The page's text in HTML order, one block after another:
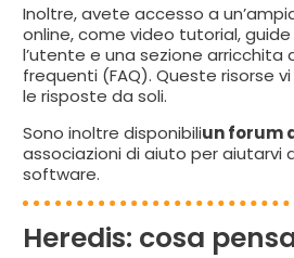
Inoltre, avete accesso a
online, come video tutorial,
l’utente e una sezione arricchita
frequenti (FAQ). Queste risorse
le risposte da soli.
Sono inoltre disponibiliun forum
associazioni di aiuto per aiutarvi
software.
Heredis: cosa